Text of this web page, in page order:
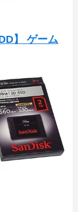
】 ゲーム